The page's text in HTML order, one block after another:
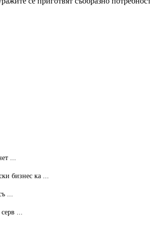
...
бизнес ка ...
...
...